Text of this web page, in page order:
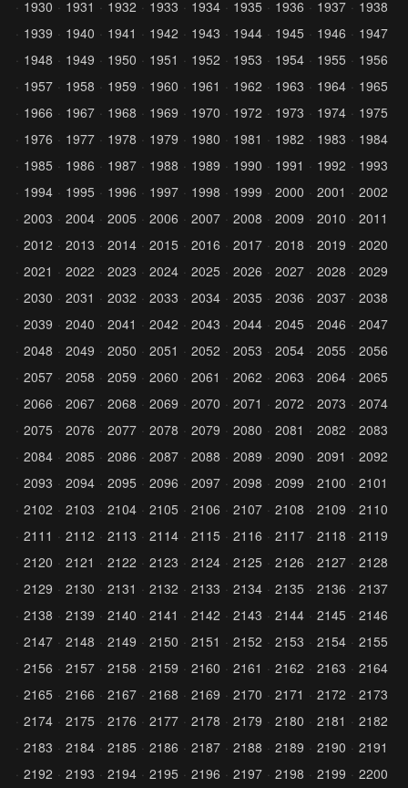
1930 1931 1932 1933 1934 1935 1936 1937
1938
1939
1940 1941 1942 1943 1944 1945 1946
1947
1948
1949 1950 1951 1952 1953 1954 1955
1956
1957
1958 1959 1960 1961 1962 1963 1964
1965
1966
1967 1968 1969 1970 1972 1973 1974
1975
1976
1977 1978 1979 1980 1981 1982 1983
1984
1985
1986 1987 1988 1989 1990 1991 1992
1993
1994
1995 1996 1997 1998 1999 2000 2001
2002
2003
2004 2005 2006 2007 2008 2009 2010
2011
2012
2013 2014 2015 2016 2017 2018 2019
2020
2021
2022 2023 2024 2025 2026 2027 2028
2029
2030
2031 2032 2033 2034 2035 2036 2037
2038
2039
2040 2041 2042 2043 2044 2045 2046
2047
2048
2049 2050 2051 2052 2053 2054 2055
2056
2057
2058 2059 2060 2061 2062 2063 2064
2065
2066
2067 2068 2069 2070 2071 2072 2073
2074
2075
2076 2077 2078 2079 2080 2081 2082
2083
2084
2085 2086 2087 2088 2089 2090 2091
2092
2093
2094 2095 2096 2097 2098 2099 2100
2101
2102
2103 2104 2105 2106 2107 2108 2109
2110
2111
2112 2113 2114 2115 2116 2117 2118
2119
2120
2121 2122 2123 2124 2125 2126 2127
2128
2129
2130 2131 2132 2133 2134 2135 2136
2137
2138
2139 2140 2141 2142 2143 2144 2145
2146
2147
2148 2149 2150 2151 2152 2153 2154
2155
2156
2157 2158 2159 2160 2161 2162 2163
2164
2165
2166 2167 2168 2169 2170 2171 2172
2173
2174
2175 2176 2177 2178 2179 2180 2181
2182
2183
2184 2185 2186 2187 2188 2189 2190
2191
2192
2193 2194 2195 2196 2197 2198 2199
2200